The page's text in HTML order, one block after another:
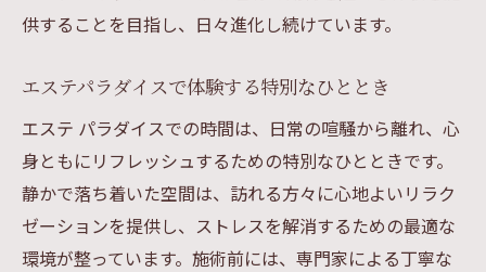
供することを目指し、日々進化し続けています。
エステパラダイスで体験する特別なひととき
エステ パラダイスでの時間は、日常の喧騒から離れ、心
身ともにリフレッシュするための特別なひとときです。
静かで落ち着いた空間は、訪れる方々に心地よいリラク
ゼーションを提供し、ストレスを解消するための最適な
環境が整っています。施術前には、専門家による丁寧な